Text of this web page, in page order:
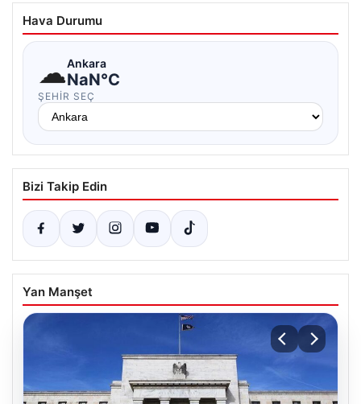
Hava Durumu
☁Ankara
NaN°C
ŞEHIR SEÇ
Bizi Takip Edin
Yan Manşet